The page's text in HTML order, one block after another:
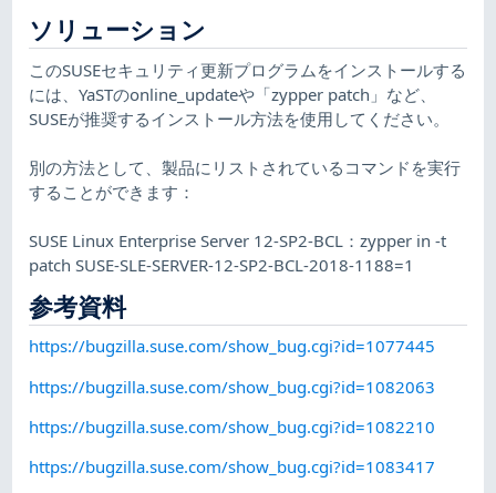
ソリューション
このSUSEセキュリティ更新プログラムをインストールする
には、YaSTのonline_updateや「zypper patch」など、
SUSEが推奨するインストール方法を使用してください。
別の方法として、製品にリストされているコマンドを実行
することができます：
SUSE Linux Enterprise Server 12-SP2-BCL：zypper in -t
patch SUSE-SLE-SERVER-12-SP2-BCL-2018-1188=1
参考資料
https://bugzilla.suse.com/show_bug.cgi?id=1077445
https://bugzilla.suse.com/show_bug.cgi?id=1082063
https://bugzilla.suse.com/show_bug.cgi?id=1082210
https://bugzilla.suse.com/show_bug.cgi?id=1083417